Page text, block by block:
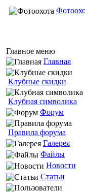
Главное меню
Главная
Клубные скидки
Клубная символика
Форум
Правила форума
Галерея
Файлы
Новости
Статьи